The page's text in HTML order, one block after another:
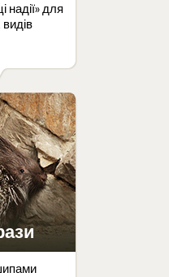
надії» для